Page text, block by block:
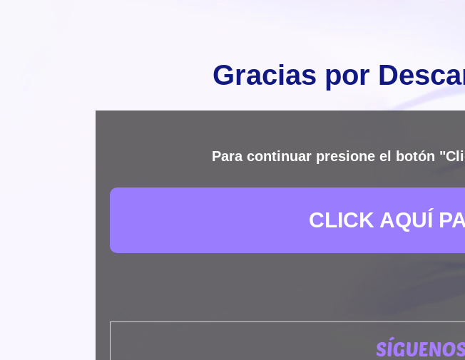
Gracias por
Para continuar presione el botón
CLICK AQUÍ